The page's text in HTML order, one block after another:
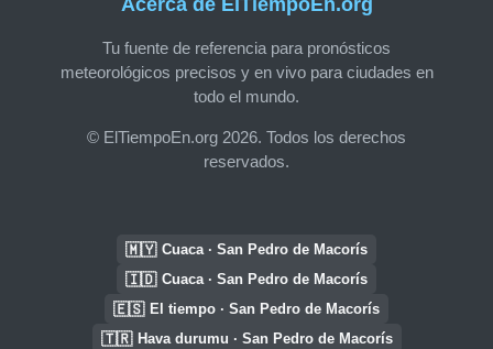
Acerca de ElTiempoEn.org
Tu fuente de referencia para pronósticos
meteorológicos precisos y en vivo para ciudades en
todo el mundo.
© ElTiempoEn.org 2026. Todos los derechos
reservados.
🇲🇾 Cuaca · San Pedro de Macorís
🇮🇩 Cuaca · San Pedro de Macorís
🇪🇸 El tiempo · San Pedro de Macorís
🇹🇷 Hava durumu · San Pedro de Macorís